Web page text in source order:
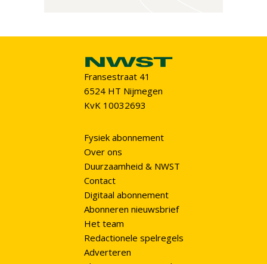
Fransestraat 41
6524 HT Nijmegen
KvK 10032693
Fysiek abonnement
Over ons
Duurzaamheid & NWST
Contact
Digitaal abonnement
Abonneren nieuwsbrief
Het team
Redactionele spelregels
Adverteren